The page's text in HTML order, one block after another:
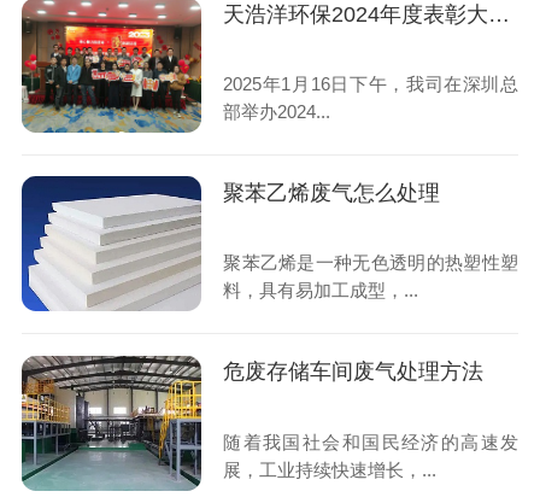
天浩洋环保2024年度表彰大会圆满落幕
2025年1月16日下午，我司在深圳总
部举办2024...
聚苯乙烯废气怎么处理
聚苯乙烯是一种无色透明的热塑性塑
料，具有易加工成型，...
危废存储车间废气处理方法
随着我国社会和国民经济的高速发
展，工业持续快速增长，...